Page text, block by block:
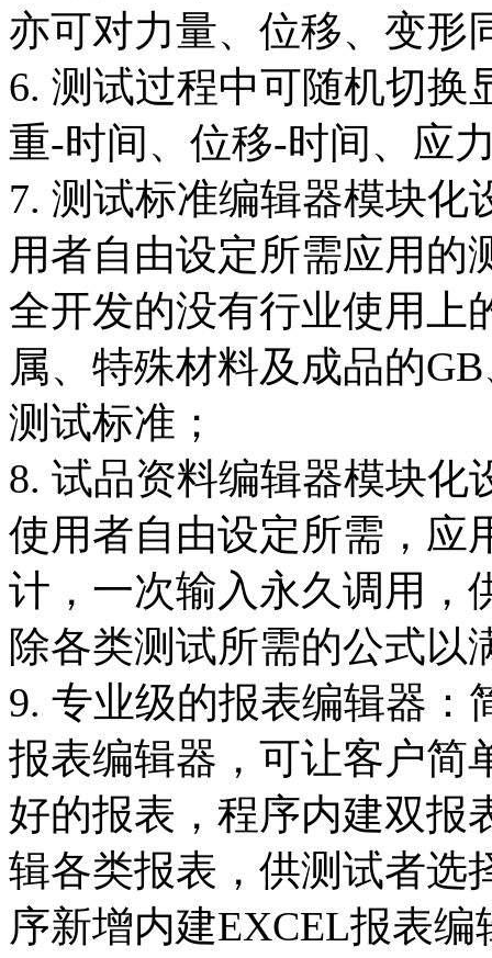
亦可对力量、位移、变形
6. 测试过程中可随机切换
重-时间、位移-时间、应
7. 测试标准编辑器模块化
用者自由设定所需应用的
全开发的没有行业使用上
属、特殊材料及成品的
测试标准；
8. 试品资料编辑器模块化
使用者自由设定所需，应
计，一次输入永久调用，
除各类测试所需的公式以
9. 专业级的报表编辑器：
报表编辑器，可让客户简
好的报表，程序内建双报
辑各类报表，供测试者选
序新增内建EXCEL报表